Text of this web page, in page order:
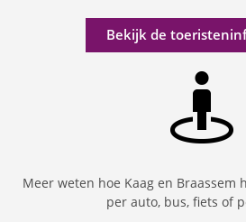
Bekijk de
Meer weten hoe Kaag en Braassem
per auto, bus, fiets of